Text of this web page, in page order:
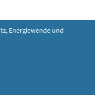
Energiewende und